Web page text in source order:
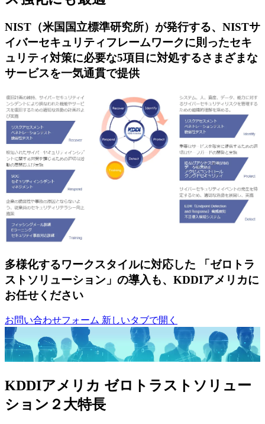
NIST（米国国立標準研究所）が発行する、NISTサ
イバーセキュリティフレームワークに則ったセキ
ュリティ対策に必要な5項目に対処するさまざまな
サービスを一気通貫で提供
多様化するワークスタイルに対応した 「ゼロトラ
ストソリューション」の導入も、KDDIアメリカに
お任せください
お問い合わせフォーム 新しいタブで開く
KDDIアメリカ ゼロトラストソリュー
ション２大特長